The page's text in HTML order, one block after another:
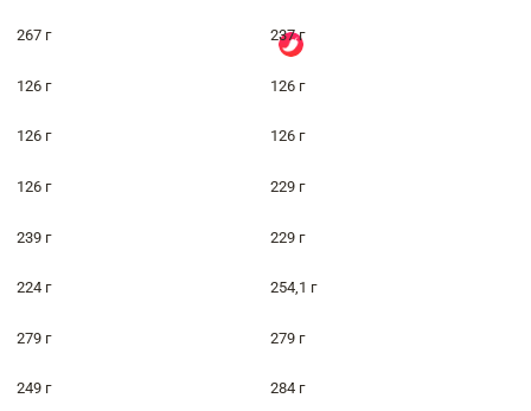
267 г 237 г
126 г 126 г
126 г 126 г
126 г 229 г
239 г 229 г
224 г 254,1 г
279 г 279 г
249 г 284 г